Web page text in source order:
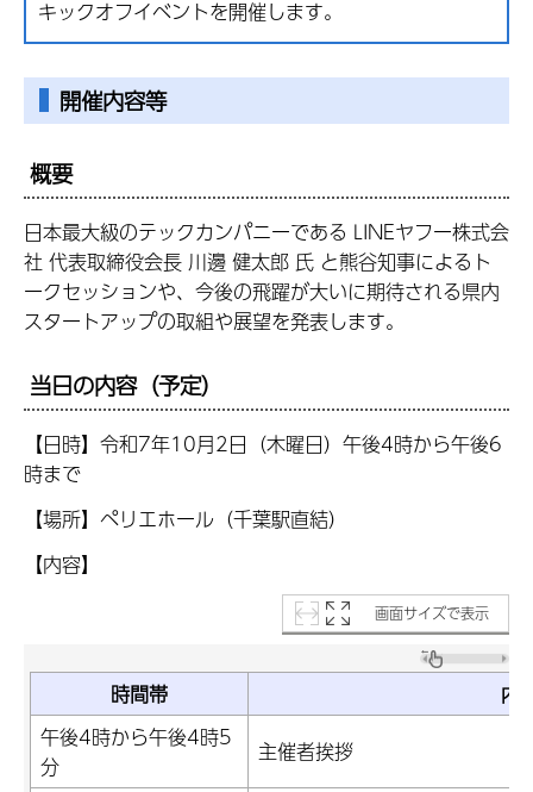
キックオフイベントを開催します。
開催内容等
概要
日本最大級のテックカンパニーである LINEヤフー株式会
社 代表取締役会長 川邊 健太郎 氏 と熊谷知事によるト
ークセッションや、今後の飛躍が大いに期待される県内
スタートアップの取組や展望を発表します。
当日の内容（予定）
【日時】令和7年10月2日（木曜日）午後4時から午後6
時まで
【場所】ペリエホール（千葉駅直結）
【内容】
画面サイズで表示
時間帯
内
午後4時から午後4時5
分
主催者挨拶